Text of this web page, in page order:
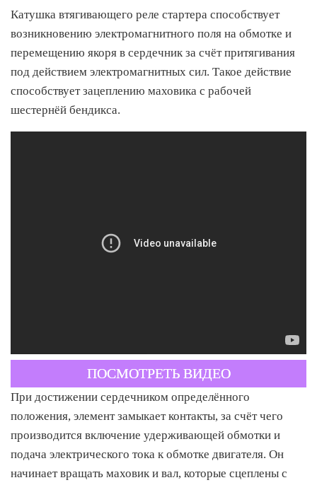
Катушка втягивающего реле стартера способствует
возникновению электромагнитного поля на обмотке и
перемещению якоря в сердечник за счёт притягивания
под действием электромагнитных сил. Такое действие
способствует зацеплению маховика с рабочей
шестернёй бендикса.
ПОСМОТРЕТЬ ВИДЕО
При достижении сердечником определённого
положения, элемент замыкает контакты, за счёт чего
производится включение удерживающей обмотки и
подача электрического тока к обмотке двигателя. Он
начинает вращать маховик и вал, которые сцеплены с